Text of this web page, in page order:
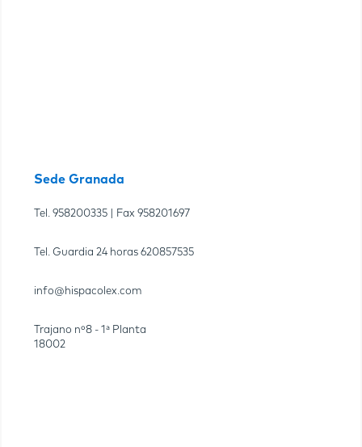
Sede Granada
Tel. 958200335 | Fax 958201697
Tel. Guardia 24 horas 620857535
info@hispacolex.com
Trajano nº8 - 1ª Planta
18002